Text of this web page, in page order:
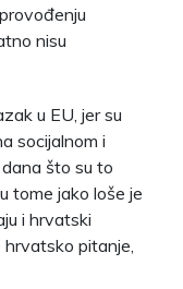
nisu
u EU, jer su
socijalnom i
što su to
tome jako loše je
i hrvatski
pitanje,